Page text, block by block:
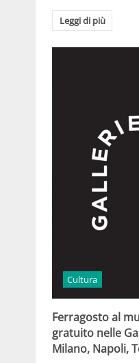
Leggi di più
Cultura
Ferragosto al
gratuito nelle
Milano, Napoli,